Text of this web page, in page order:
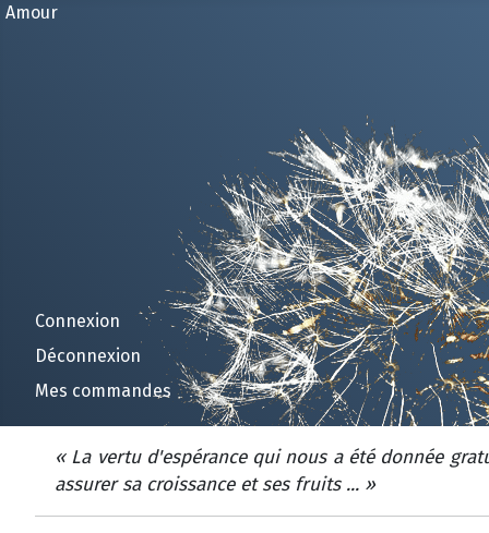
Amour
Connexion
Déconnexion
Mes commandes
« La vertu d'espérance qui nous a été donnée
assurer sa croissance et ses fruits ... »